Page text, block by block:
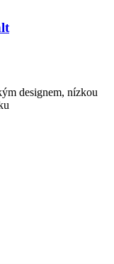
designem, nízkou